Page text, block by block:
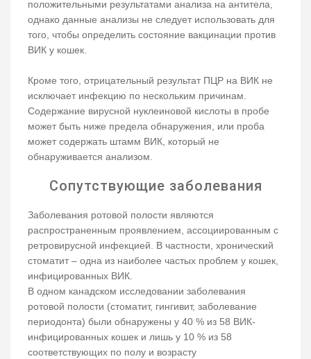
положительными результатами анализа на антитела,
однако данные анализы не следует использовать для
того, чтобы определить состояние вакцинации против
ВИК у кошек.
Кроме того, отрицательный результат ПЦР на ВИК не
исключает инфекцию по нескольким причинам.
Содержание вирусной нуклеиновой кислоты в пробе
может быть ниже предела обнаружения, или проба
может содержать штамм ВИК, который не
обнаруживается анализом.
Сопутствующие заболевания
Заболевания ротовой полости являются
распространенным проявлением, ассоциированным с
ретровирусной инфекцией. В частности, хронический
стоматит – одна из наиболее частых проблем у кошек,
инфицированных ВИК.
В одном канадском исследовании заболевания
ротовой полости (стоматит, гингивит, заболевание
периодонта) были обнаружены у 40 % из 58 ВИК-
инфицированных кошек и лишь у 10 % из 58
соответствующих по полу и возрасту